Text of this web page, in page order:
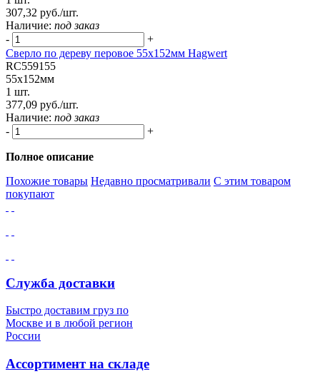
307,32 руб./шт.
Наличие: под заказ
-
+
Сверло по дереву перовое 55х152мм Hagwert
RC559155
55х152мм
1 шт.
377,09 руб./шт.
Наличие: под заказ
-
+
Полное описание
Похожие товары Недавно просматривали С этим товаром
покупают
Служба доставки
Быстро доставим груз по
Москве и в любой регион
России
Ассортимент на складе